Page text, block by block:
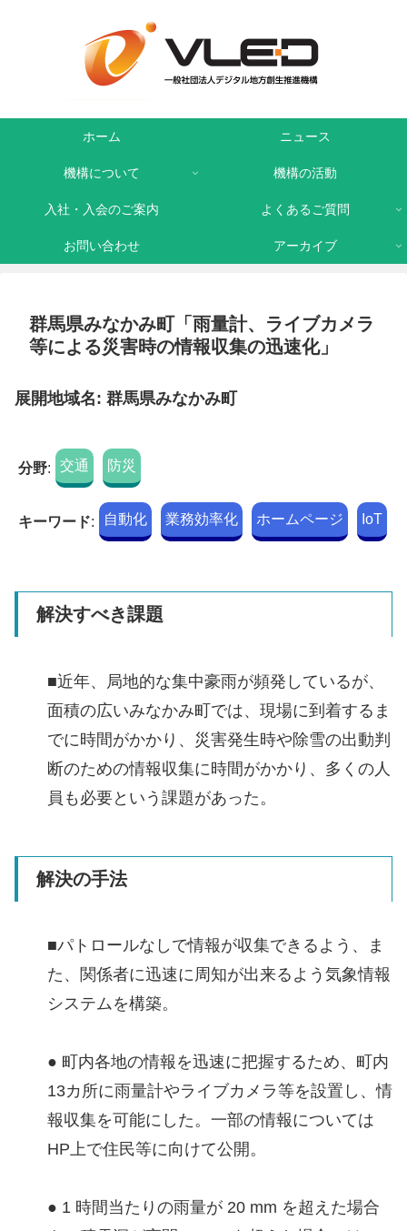
ホーム ニュース
機構について 機構の活動
入社・入会のご案内 よくあるご質問
お問い合わせ アーカイブ
群馬県みなかみ町「雨量計、ライブカメラ
等による災害時の情報収集の迅速化」
展開地域名: 群馬県みなかみ町
分野: 交通 防災
キーワード: 自動化 業務効率化 ホームページ IoT
解決すべき課題
■近年、局地的な集中豪雨が頻発しているが、
面積の広いみなかみ町では、現場に到着するま
でに時間がかかり、災害発生時や除雪の出動判
断のための情報収集に時間がかかり、多くの人
員も必要という課題があった。
解決の手法
■パトロールなしで情報が収集できるよう、ま
た、関係者に迅速に周知が出来るよう気象情報
システムを構築。
● 町内各地の情報を迅速に把握するため、町内
13カ所に雨量計やライブカメラ等を設置し、情
報収集を可能にした。一部の情報については
HP上で住民等に向けて公開。
● 1 時間当たりの雨量が 20 mm を超えた場合